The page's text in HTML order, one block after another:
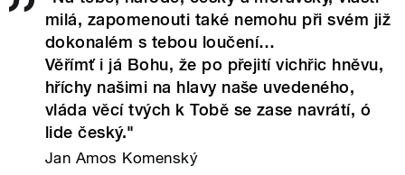
milá, zapomenouti také nemohu při svém již
dokonalém s tebou loučení…
Věřímť i já Bohu, že po přejití vichřic hněvu,
hříchy našimi na hlavy naše uvedeného,
vláda věcí tvých k Tobě se zase navrátí, ó
lide český."
Jan Amos Komenský